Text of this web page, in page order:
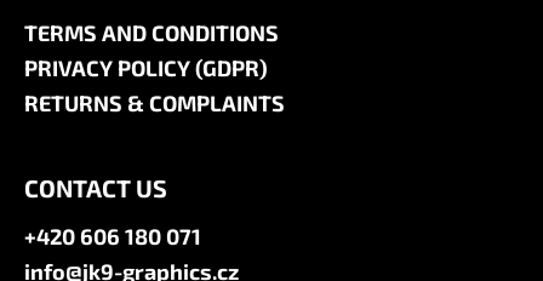
TERMS AND CONDITIONS
PRIVACY POLICY (GDPR)
RETURNS & COMPLAINTS
CONTACT US
+420 606 180 071
info@jk9-graphics.cz